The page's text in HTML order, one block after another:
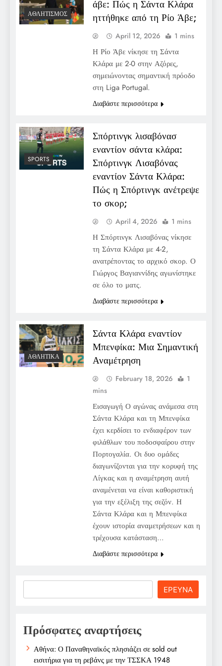
ΑΘΛΗΤΙΣΜΌΣ
άβε: Πώς η Σάντα Κλάρα
ηττήθηκε από τη Ρίο Άβε;
April 12, 2026 1 mins
Η Ρίο Άβε νίκησε τη Σάντα
Κλάρα με 2-0 στην Αζόρες,
σημειώνοντας σημαντική πρόοδο
στη Liga Portugal.
Διαβάστε περισσότερα
SPORTS
Σπόρτινγκ λισαβόνασ
εναντίον σάντα κλάρα:
Σπόρτινγκ Λισαβόνας
εναντίον Σάντα Κλάρα:
Πώς η Σπόρτινγκ ανέτρεψε
το σκορ;
April 4, 2026 1 mins
Η Σπόρτινγκ Λισαβόνας νίκησε
τη Σάντα Κλάρα με 4-2,
ανατρέποντας το αρχικό σκορ. Ο
Γιώργος Βαγιαννίδης αγωνίστηκε
σε όλο το ματς.
Διαβάστε περισσότερα
ΑΘΛΗΤΙΚΆ
Σάντα Κλάρα εναντίον
Μπενφίκα: Μια Σημαντική
Αναμέτρηση
February 18, 2026
1
mins
Εισαγωγή Ο αγώνας ανάμεσα στη
Σάντα Κλάρα και τη Μπενφίκα
έχει κερδίσει το ενδιαφέρον των
φιλάθλων του ποδοσφαίρου στην
Πορτογαλία. Οι δυο ομάδες
διαγωνίζονται για την κορυφή της
Λίγκας και η αναμέτρηση αυτή
αναμένεται να είναι καθοριστική
για την εξέλιξη της σεζόν. Η
Σάντα Κλάρα και η Μπενφίκα
έχουν ιστορία αναμετρήσεων και η
τρέχουσα κατάσταση…
Διαβάστε περισσότερα
ΕΡΕΥΝΑ
Πρόσφατες αναρτήσεις
Αθήνα: Ο Παναθηναϊκός πλησιάζει σε sold out
εισιτήρια για τη ρεβάνς με την ΤΣΣΚΑ 1948